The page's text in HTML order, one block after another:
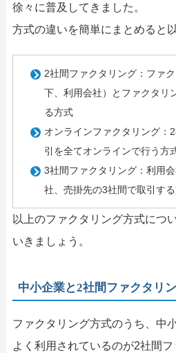
徐々に普及してきました。
方式の違いを簡単にまとめると
2社間ファクタリング：ファ
下、利用会社）とファクタリ
る方式
オンラインファクタリング：
引を全てオンラインで行う方
3社間ファクタリング：利用
社、売掛先の3社間で取引す
以上のファクタリング方式につ
いきましょう。
中小企業と2社間ファクタリ
ファクタリング方式のうち、中
よく利用されているのが2社間フ